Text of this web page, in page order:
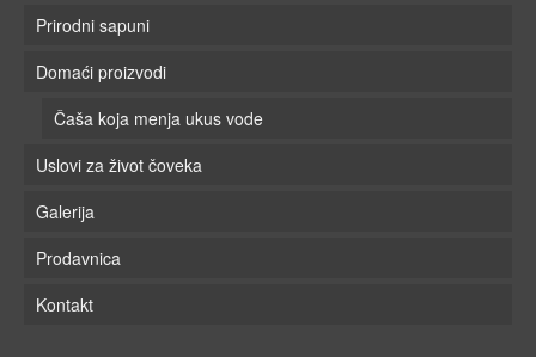
Prirodni sapuni
Domaći proizvodi
Čaša koja menja ukus vode
Uslovi za život čoveka
Galerija
Prodavnica
Kontakt